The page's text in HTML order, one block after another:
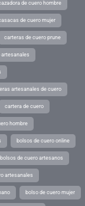
de cuero hombre
de cuero mujer
carteras de cuero prune
artesanales de cuero
cartera de cuero
hombre
bolsos de cuero online
bolsos de cuero artesanos
artesanales
bolso de cuero mujer